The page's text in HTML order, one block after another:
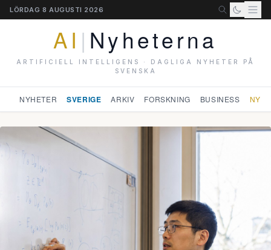
LÖRDAG 8 AUGUSTI 2026
AI | Nyheterna
ARTIFICIELL INTELLIGENS · DAGLIGA NYHETER PÅ
SVENSKA
NYHETER SVERIGE ARKIV FORSKNING BUSINESS